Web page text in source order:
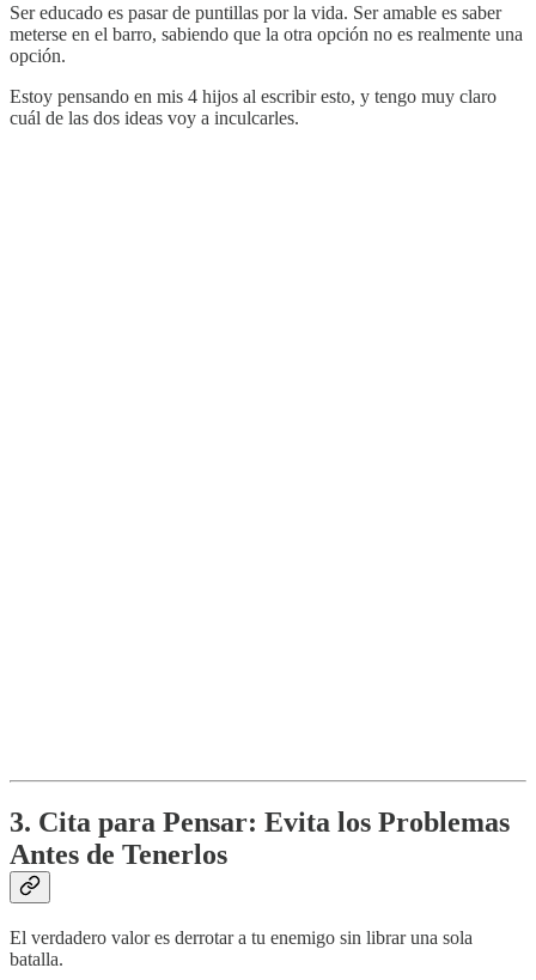
Ser educado es pasar de puntillas por la vida. Ser amable es saber
meterse en el barro, sabiendo que la otra opción no es realmente una
opción.
Estoy pensando en mis 4 hijos al escribir esto, y tengo muy claro
cuál de las dos ideas voy a inculcarles.
3. Cita para Pensar: Evita los Problemas
Antes de Tenerlos
El verdadero valor es derrotar a tu enemigo sin librar una sola
batalla.